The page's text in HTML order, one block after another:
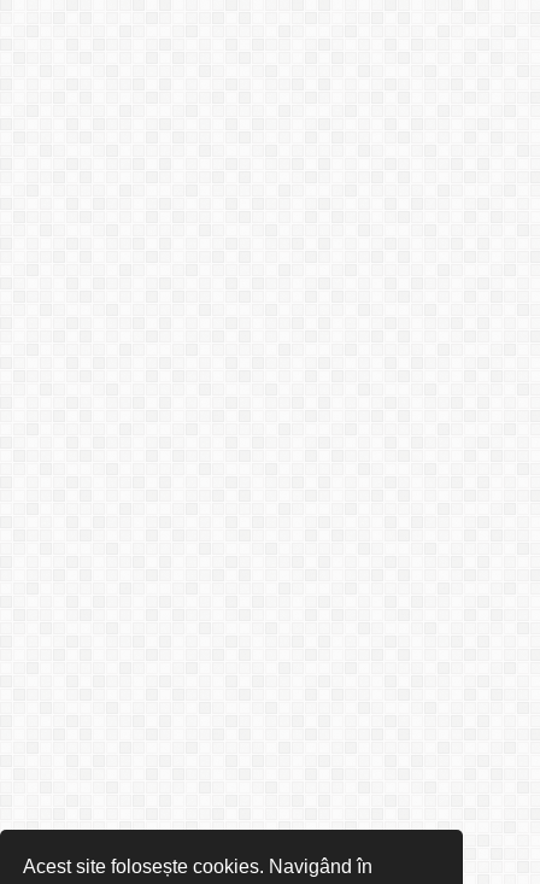
Acest site folosește cookies. Navigând în